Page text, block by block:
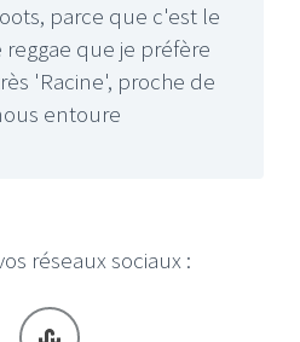
parce que c'est le
que je préfère
'Racine', proche de
entoure
réseaux sociaux :